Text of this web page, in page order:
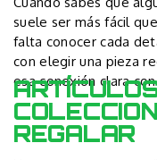
suele ser más fácil
falta conocer cada
con elegir una pieza
esa conexión clara
REGALAR